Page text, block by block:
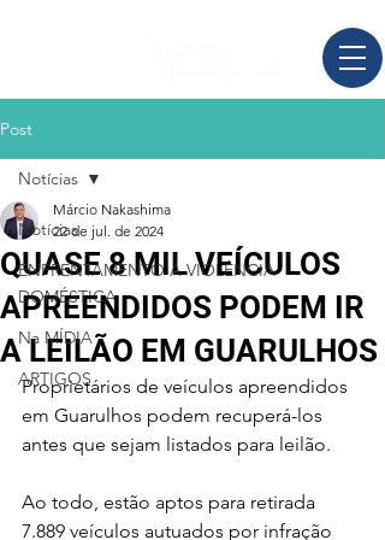
Post
Notícias
ENFRENTAMENTO À VIOLÊNCIA
DOMÉSTICA
Na MÍDIA
ARTIGOS
Notícias
QUASE 8 MIL VEÍCULOS
APREENDIDOS PODEM IR
A LEILÃO EM GUARULHOS
Márcio Nakashima
22 de jul. de 2024
Proprietários de veículos apreendidos
em Guarulhos podem recuperá-los
antes que sejam listados para leilão.
Ao todo, estão aptos para retirada
7.889 veículos autuados por infração